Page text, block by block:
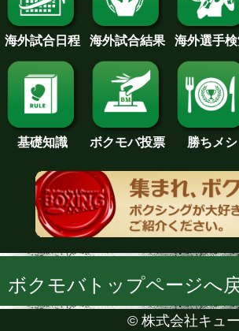
海外試合日程 海外試合結果 海外選手
基礎知識 ボクモバ投票 勝ちメシ
ボクモバトップページへ
© 株式会社キュ